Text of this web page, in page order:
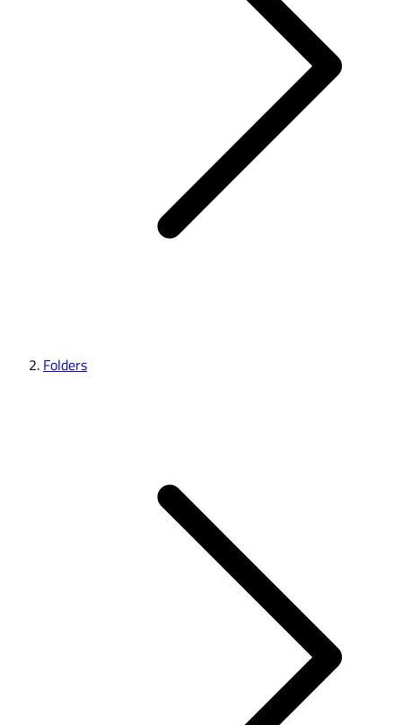
Folders